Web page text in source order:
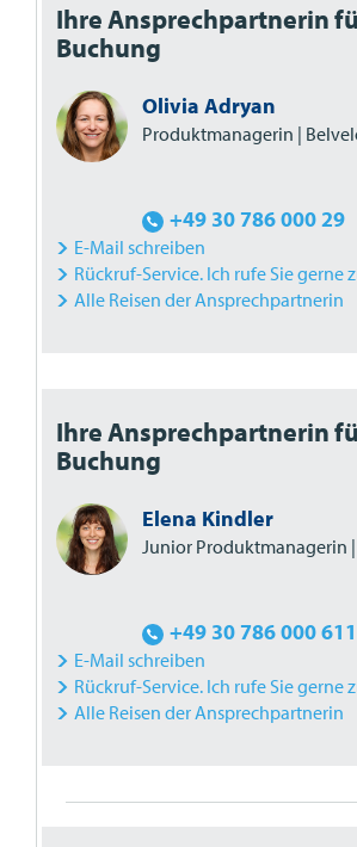
Ihre Ansprechpartnerin
Buchung
Olivia Adryan
Produktmanagerin |
+49 30 786 000 29
E-Mail schreiben
Rückruf-Service. Ich rufe Sie gerne
Alle Reisen der Ansprechpartnerin
Ihre Ansprechpartnerin
Buchung
Elena Kindler
Junior Produktmanagerin
+49 30 786 000 611
E-Mail schreiben
Rückruf-Service. Ich rufe Sie gerne
Alle Reisen der Ansprechpartnerin